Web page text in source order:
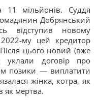
11 мільйонів. Суддя
Добрянський
відступив новому
му цей кредитор
цього новий (вже
уклали договір про
позики — виплатити
жінка, котра, як
як мертва.